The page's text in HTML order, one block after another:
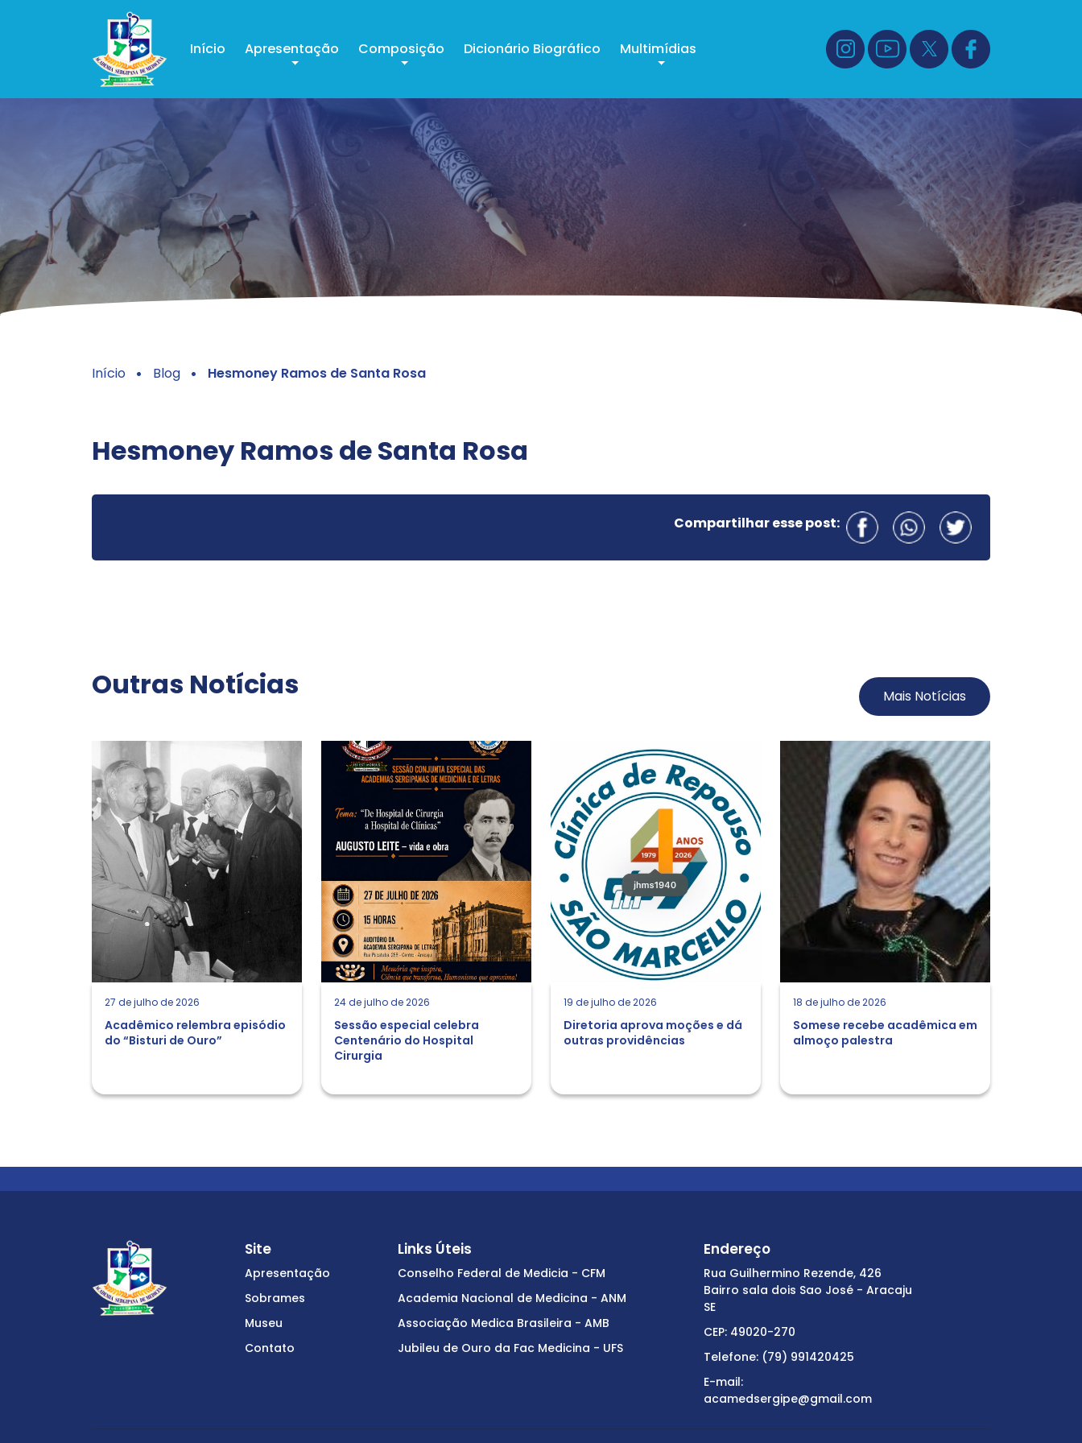
Início Apresentação Composição Dicionário Biográfico Multimídias
Início Blog Hesmoney Ramos de Santa Rosa
Hesmoney Ramos de Santa Rosa
Compartilhar esse post:
Outras Notícias Mais Notícias
27 de julho de 2026
Acadêmico relembra episódio
do “Bisturi de Ouro”
24 de julho de 2026
Sessão especial celebra
Centenário do Hospital
Cirurgia
19 de julho de 2026
Diretoria aprova moções e dá
outras providências
18 de julho de 2026
Somese recebe acadêmica em
almoço palestra
Site
Apresentação
Sobrames
Museu
Contato
Links Úteis
Conselho Federal de Medicia - CFM
Academia Nacional de Medicina - ANM
Associação Medica Brasileira - AMB
Jubileu de Ouro da Fac Medicina - UFS
Endereço
Rua Guilhermino Rezende, 426
Bairro sala dois Sao José - Aracaju
SE
CEP: 49020-270
Telefone: (79) 991420425
E-mail:
acamedsergipe@gmail.com